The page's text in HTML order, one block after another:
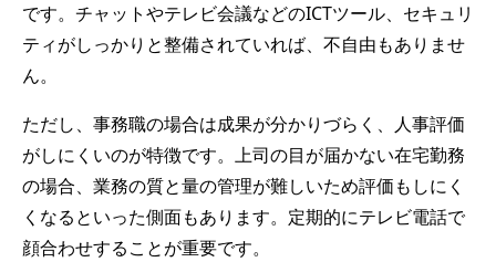
です。チャットやテレビ会議などのICTツール、セキュリ
ティがしっかりと整備されていれば、不自由もありませ
ん。
ただし、事務職の場合は成果が分かりづらく、人事評価
がしにくいのが特徴です。上司の目が届かない在宅勤務
の場合、業務の質と量の管理が難しいため評価もしにく
くなるといった側面もあります。定期的にテレビ電話で
顔合わせすることが重要です。